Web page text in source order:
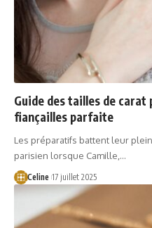
Guide des tailles de
fiançailles parfaite
Les préparatifs battent leur
parisien lorsque Camille,…
Celine 17 juillet 2025